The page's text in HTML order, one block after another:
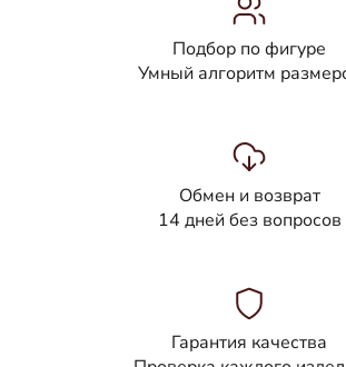
Подбор по фигуре
Умный алгоритм
Обмен и возврат
14 дней без вопросов
Гарантия качества